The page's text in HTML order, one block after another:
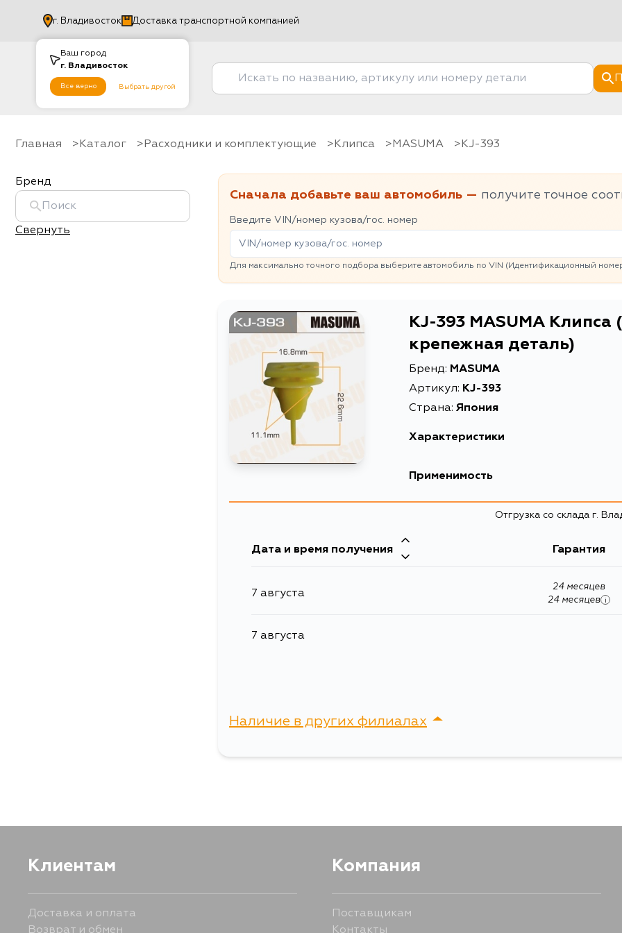
Ваш город
г. Владивосток
Все верно Выбрать другой
г. Владивосток Доставка транспортной компанией
Главная Каталог Расходники и комплектующие клипса MASUMA KJ-393
Бренд
Свернуть
Сначала добавьте ваш автомобиль — получите точное
Введите VIN/номер кузова/гос. номер
Для максимально точного подбора выберите автомобиль по VIN (Идентификационный
KJ-393 MASUMA Клипса
крепежная деталь)
Бренд: MASUMA
Артикул: KJ-393
Страна: Япония
Характеристики
EAN-13
195
0.08
Клипса
Клипса
Применимость
Отгрузка со склада г.
Дата и время получения Гарантия
7 августа
24 месяцев
24 месяцев
i
7 августа
Наличие в других филиалах
Клиентам
Доставка и оплата
Возврат и обмен
Компания
Поставщикам
Контакты